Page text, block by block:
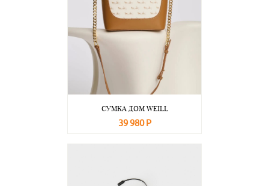
СУМКА ДОМ WEILL
39 980 Р